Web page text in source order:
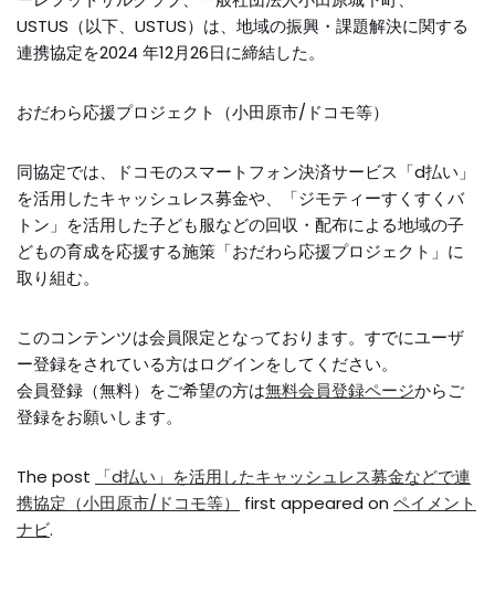
USTUS（以下、USTUS）は、地域の振興・課題解決に関する
連携協定を2024 年12月26日に締結した。
おだわら応援プロジェクト（小田原市/ドコモ等）
同協定では、ドコモのスマートフォン決済サービス「d払い」
を活用したキャッシュレス募金や、「ジモティーすくすくバ
トン」を活用した子ども服などの回収・配布による地域の子
どもの育成を応援する施策「おだわら応援プロジェクト」に
取り組む。
このコンテンツは会員限定となっております。すでにユーザ
ー登録をされている方はログインをしてください。
会員登録（無料）をご希望の方は無料会員登録ページからご
登録をお願いします。
The post
「d払い」を活用したキャッシュレス募金などで連
携協定（小田原市/ドコモ等）
first appeared on ペイメント
ナビ.